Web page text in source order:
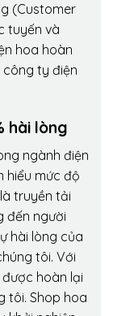
(Customer
tuyến và
hoa hoàn
ty điện
hài lòng
ngành điện
hiểu mức độ
truyền tải
đến người
hài lòng của
tôi. Với
hoàn lại
tôi. Shop hoa